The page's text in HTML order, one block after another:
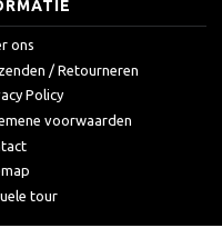
ons
/ Retourneren
Policy
voorwaarden
tour